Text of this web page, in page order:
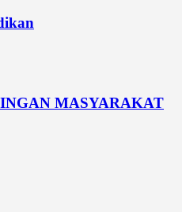
MASYARAKAT